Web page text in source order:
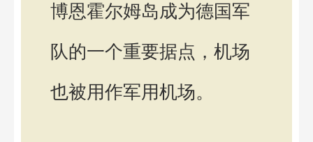
博恩霍尔姆岛成为德国军
队的一个重要据点，机场
也被用作军用机场。